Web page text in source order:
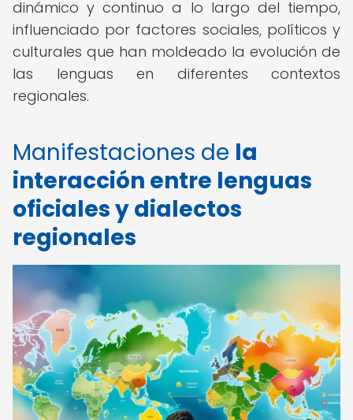
dinámico y continuo a lo largo del tiempo,
influenciado por factores sociales, políticos y
culturales que han moldeado la evolución de
las lenguas en diferentes contextos
regionales.
Manifestaciones de la
interacción entre lenguas
oficiales y dialectos
regionales